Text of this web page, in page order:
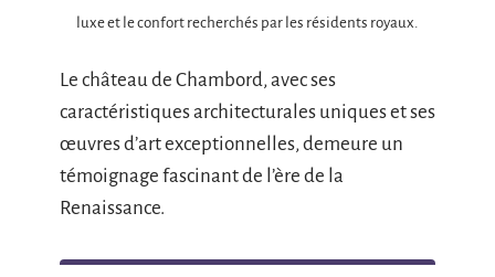
luxe et le confort recherchés par les résidents royaux.
Le château de Chambord, avec ses
caractéristiques architecturales uniques et ses
œuvres d’art exceptionnelles, demeure un
témoignage fascinant de l’ère de la
Renaissance.